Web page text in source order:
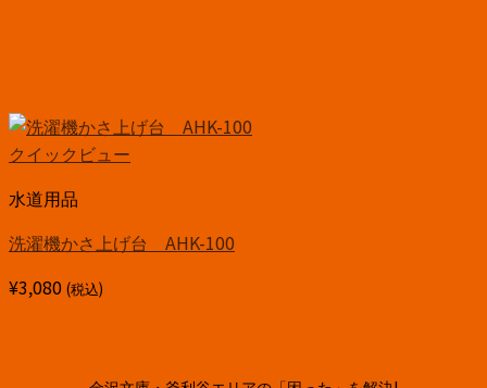
クイックビュー
水道用品
洗濯機かさ上げ台 AHK-100
¥3,080 (税込)